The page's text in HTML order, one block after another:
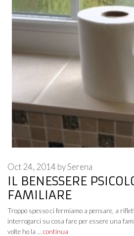
IL BENESSERE
FAMILIARE
Oct 24, 2014 bySerena
Troppo spesso ci fermiamo a pensare, a
interrogarci su cosa fare per essere una
volte ho la … continua